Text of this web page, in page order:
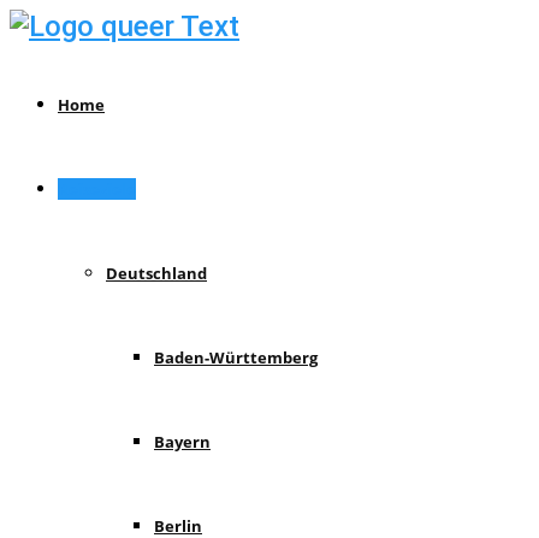
Home
Deutschland
Baden-Württemberg
Bayern
Berlin